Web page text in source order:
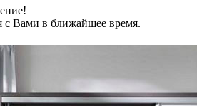
с Вами в ближайшее время.